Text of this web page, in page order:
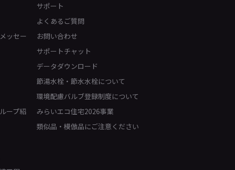
ッセー
ープ紹
サポート
よくあるご質問
お問い合わせ
サポートチャット
データダウンロード
節湯水栓・節水水栓について
環境配慮バルブ登録制度について
みらいエコ住宅2026事業
類似品・模倣品にご注意ください